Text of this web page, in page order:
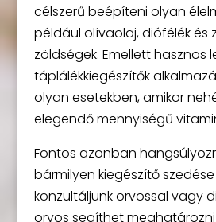
célszerű beépíteni olyan
például olívaolaj, diófélék és
zöldségek. Emellett hasznos
táplálékkiegészítők
olyan esetekben, amikor
elegendő mennyiségű
Fontos azonban
bármilyen kiegészítő
konzultáljunk orvossal vagy
orvos segíthet